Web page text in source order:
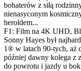
bohaterów z siłą
nienasyconym
heroldem...
F1: Film na 4K UHD,
Sonny Hayes był
1® w latach 90-tych, aż
później dawny kolega z
do powrotu i jazdy u